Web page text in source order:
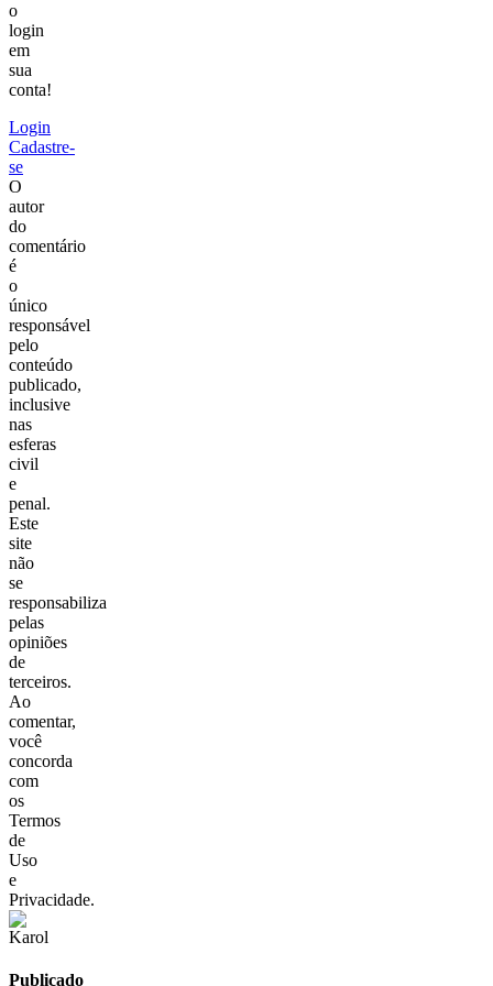
o
login
em
sua
conta!
Login
Cadastre-
se
O
autor
do
comentário
é
o
único
responsável
pelo
conteúdo
publicado,
inclusive
nas
esferas
civil
e
penal.
Este
site
não
se
responsabiliza
pelas
opiniões
de
terceiros.
Ao
comentar,
você
concorda
com
os
Termos
de
Uso
e
Privacidade.
Publicado